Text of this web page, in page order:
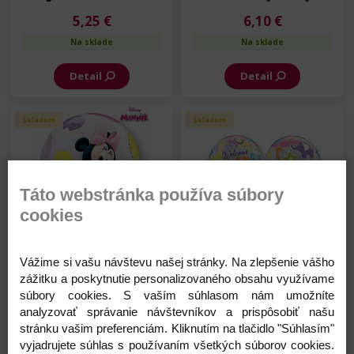
5,25 €
Na sklade
Detail
6,10 €
Na sklade
Detail
Skladom
cm
6,10 €
Na sklade
Detail
Skladom
cm
5,25 €
Na sklade
Detail
Táto webstránka používa súbory
cookies
Vážime si vašu návštevu našej stránky. Na zlepšenie vášho
zážitku a poskytnutie personalizovaného obsahu využívame
súbory cookies. S vaším súhlasom nám umožníte
analyzovať správanie návštevníkov a prispôsobiť našu
stránku vašim preferenciám. Kliknutím na tlačidlo "Súhlasím"
vyjadrujete súhlas s používaním všetkých súborov cookies.